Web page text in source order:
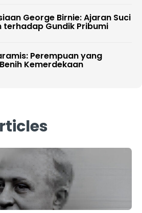
George Birnie: Ajaran Suci
Gundik Pribumi
Perempuan yang
Kemerdekaan